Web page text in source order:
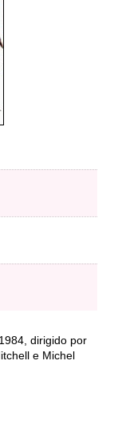
dirigido por
e Michel